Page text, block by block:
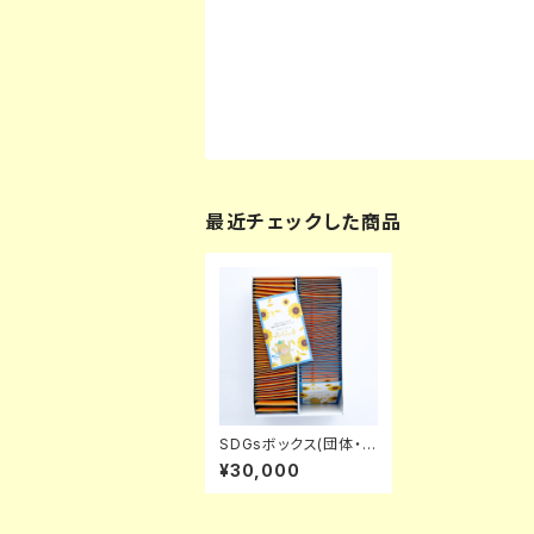
最近チェックした商品
SDGsボックス(団体・企
業様おすすめ)
¥30,000